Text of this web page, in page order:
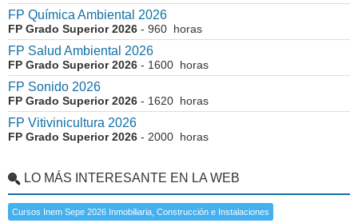
FP Química Ambiental 2026
FP Grado Superior 2026 - 960 horas
FP Salud Ambiental 2026
FP Grado Superior 2026 - 1600 horas
FP Sonido 2026
FP Grado Superior 2026 - 1620 horas
FP Vitivinicultura 2026
FP Grado Superior 2026 - 2000 horas
LO MÁS INTERESANTE EN LA WEB
Cursos Inem Sepe 2026 Inmobiliaria, Construcción e Instalaciones